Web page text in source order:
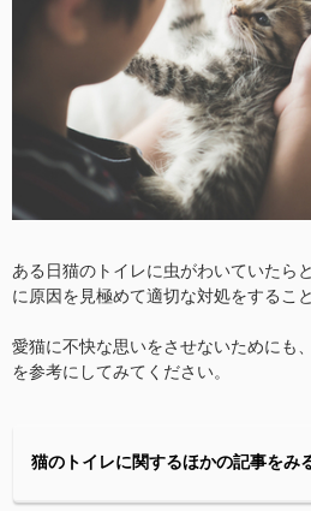
ある日猫のトイレに虫がわいていたら
に原因を見極めて適切な対処をするこ
愛猫に不快な思いをさせないためにも
を参考にしてみてください。
猫のトイレに関するほかの記事をみ